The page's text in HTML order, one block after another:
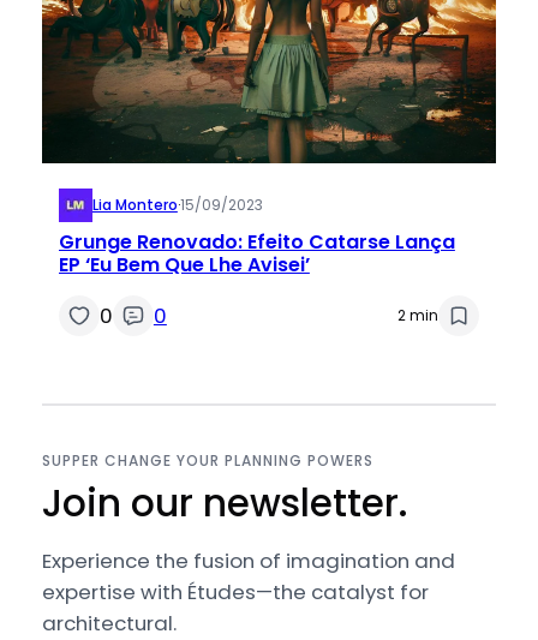
Lia Montero·15/09/2023
Grunge Renovado: Efeito Catarse Lança
EP ‘Eu Bem Que Lhe Avisei’
0 0 2 min
SUPPER CHANGE YOUR PLANNING POWERS
Join our newsletter.
Experience the fusion of imagination and
expertise with Études—the catalyst for
architectural.